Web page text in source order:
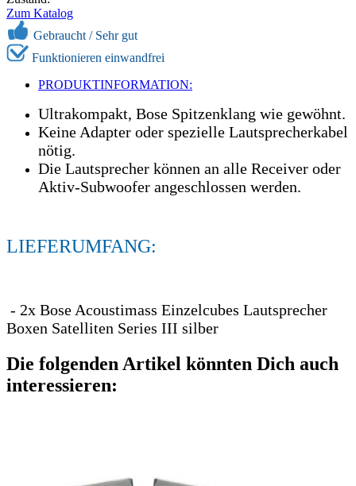
Zum Katalog
Gebraucht / Sehr gut
Funktionieren einwandfrei
PRODUKTINFORMATION:
Ultrakompakt, Bose Spitzenklang wie gewöhnt.
Keine Adapter oder spezielle Lautsprecherkabel
nötig.
Die Lautsprecher können an alle Receiver oder
Aktiv-Subwoofer angeschlossen werden.
LIEFERUMFANG:
- 2x Bose Acoustimass Einzelcubes Lautsprecher
Boxen Satelliten Series III silber
Die folgenden Artikel könnten Dich auch
interessieren: